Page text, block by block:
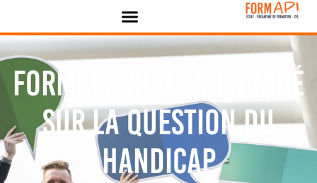
FORMAPI Chalon engagé
sur la question du
handicap
Panneau de gestion des cookies